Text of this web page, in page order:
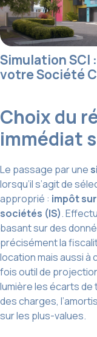
Simulation SCI
votre Société
Choix du
immédiat
Le passage par une
lorsqu’il s’agit de
approprié : impôt
sociétés (IS).
basant sur des
précisément la
location mais aussi à
fois outil de
lumière les écarts de
des charges,
sur les plus-values.